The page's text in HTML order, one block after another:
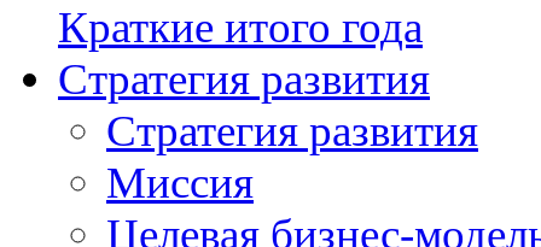
Краткие итого года
Стратегия развития
Стратегия развития
Миссия
Целевая бизнес-